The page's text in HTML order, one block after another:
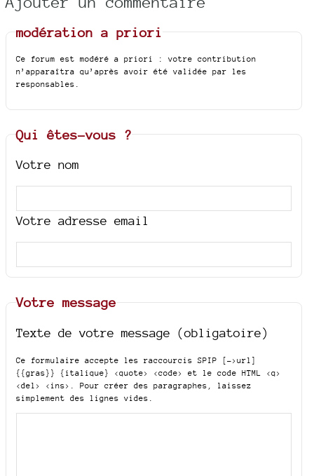
modération a priori
Ce forum est modéré a priori : votre contribution
n’apparaîtra qu’après avoir été validée par les
responsables.
Qui êtes-vous ?
Votre nom
Votre adresse email
Votre message
Texte de votre message (obligatoire)
Ce formulaire accepte les raccourcis SPIP
[->url]
{{gras}} {italique} <quote> <code>
et le code HTML <q>
<del> <ins>
. Pour créer des paragraphes, laissez
simplement des lignes vides.